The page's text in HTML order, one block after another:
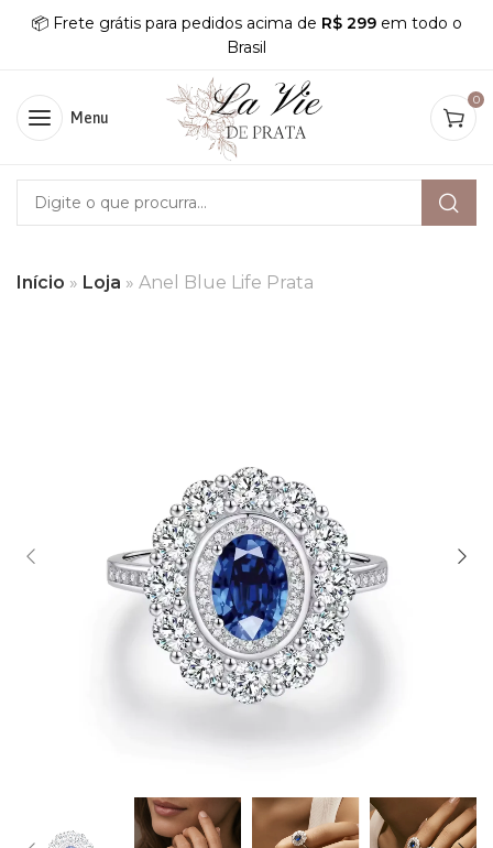
📦 Frete grátis para pedidos acima de R$ 299 em todo o
Brasil
Menu
0
Início » Loja » Anel Blue Life Prata